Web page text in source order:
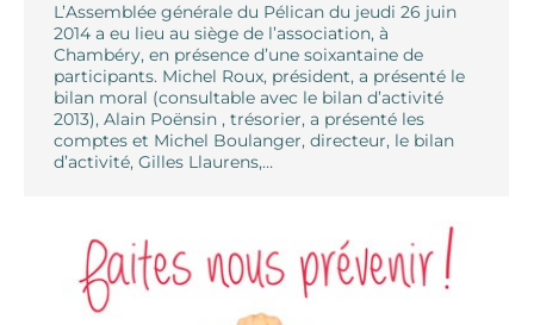
L’Assemblée générale du Pélican du jeudi 26 juin
2014 a eu lieu au siège de l’association, à
Chambéry, en présence d’une soixantaine de
participants. Michel Roux, président, a présenté le
bilan moral (consultable avec le bilan d’activité
2013), Alain Poënsin , trésorier, a présenté les
comptes et Michel Boulanger, directeur, le bilan
d’activité, Gilles Llaurens,…